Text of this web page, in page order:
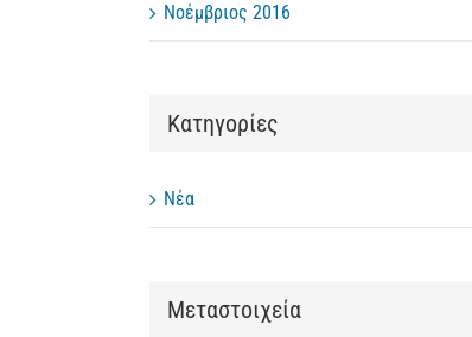
Νοέμβριος 2016
Kατηγορίες
Νέα
Μεταστοιχεία